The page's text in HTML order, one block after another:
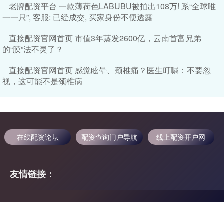
老牌配资平台 一款薄荷色LABUBU被拍出108万! 系“全球唯
一一只”, 客服: 已经成交, 买家身份不便透露
直接配资官网首页 市值3年蒸发2600亿，云南首富兄弟
的“膜”法不灵了？
直接配资官网首页 感觉眩晕、颈椎痛？医生叮嘱：不要忽
视，这可能不是颈椎病
在线配资论坛 配资查询门户导航 线上配资开户网
友情链接：